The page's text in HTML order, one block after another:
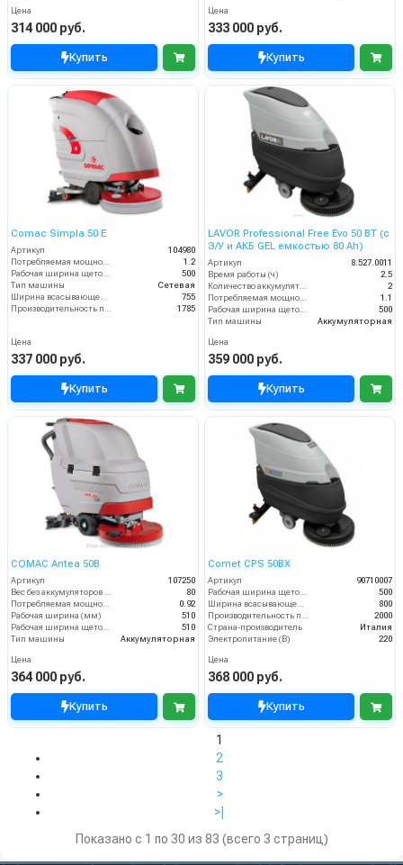
Цена
314 000 руб.
Купить
Цена
333 000 руб.
Купить
Comac Simpla 50 E
Артикул
104980
1.2
500
Тип машины
Сетевая
755
1785
Цена
337 000 руб.
Купить
LAVOR Professional Free Evo 50 BT (с
З/У и АКБ GEL емкостью 80 Ah)
Артикул
8.527.0011
Время работы (ч)
2.5
2
1.1
500
Тип машины
Аккумуляторная
Цена
359 000 руб.
Купить
COMAC Antea 50B
Артикул
107250
Вес без аккумуляторов (кг)
80
Потребляемая мощность (кВт)
0.92
Рабочая ширина (мм)
510
Рабочая ширина щеток (мм)
510
Тип машины
Аккумуляторная
Цена
364 000 руб.
Купить
Comet CPS 50BX
Артикул
90710007
Рабочая ширина щеток (мм)
500
Ширина всасывающей балки (мм)
800
Производительность по площади (м2/ч)
2000
Страна-производитель
Италия
Электропитание (В)
220
Цена
368 000 руб.
Купить
1
2
3
>
>|
Показано с 1 по 30 из 83 (всего 3 страниц)